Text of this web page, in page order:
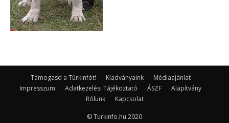
Támogasd a Türkinfót! Kiadványaink
Médiaajánlat
Impresszum
Adatkezelési Tájékoztató ÁSZF
Alapítvány
Rólunk
Kapcsolat
© Turkinfo.hu 2020